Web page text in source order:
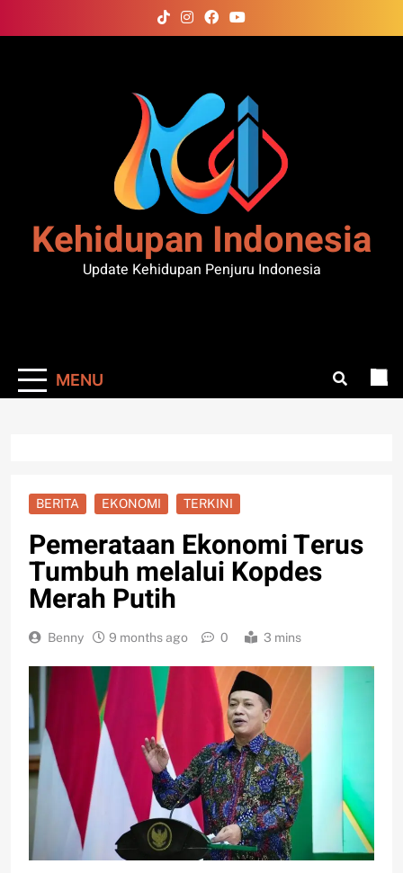
to
Kehidupan Indonesia
Update Kehidupan Penjuru Indonesia
MENU
BERITA EKONOMI TERKINI
Pemerataan Ekonomi Terus
Tumbuh melalui Kopdes
Merah Putih
Benny 9 months ago 0 3 mins